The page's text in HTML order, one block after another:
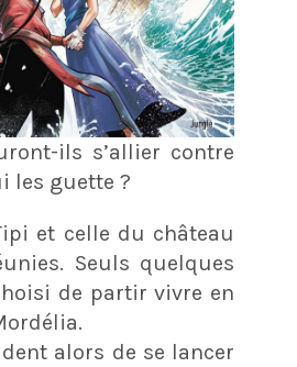
ils s’allier contre
les guette ?
et celle du château
Seuls quelques
de partir vivre en
alors de se lancer